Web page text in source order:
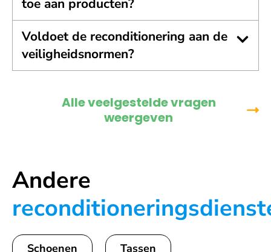
Voldoet de reconditionering aan de
veiligheidsnormen?
Alle veelgestelde vragen
weergeven
Andere
Schoenen Tassen